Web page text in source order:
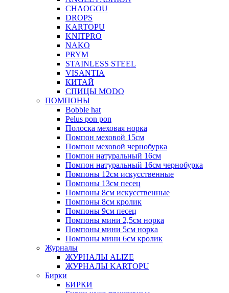
CHAOGOU
DROPS
KARTOPU
KNITPRO
NAKO
PRYM
STAINLESS STEEL
VISANTIA
КИТАЙ
СПИЦЫ MODO
ПОМПОНЫ
Bobble hat
Pelus pon pon
Полоска меховая норка
Помпон меховой 15см
Помпон меховой чернобурка
Помпон натуральный 16см
Помпон натуральный 16см чернобурка
Помпоны 12см искусственные
Помпоны 13см песец
Помпоны 8см искусственные
Помпоны 8см кролик
Помпоны 9см песец
Помпоны мини 2,5см норка
Помпоны мини 5см норка
Помпоны мини 6см кролик
Журналы
ЖУРНАЛЫ ALIZE
ЖУРНАЛЫ KARTOPU
Бирки
БИРКИ